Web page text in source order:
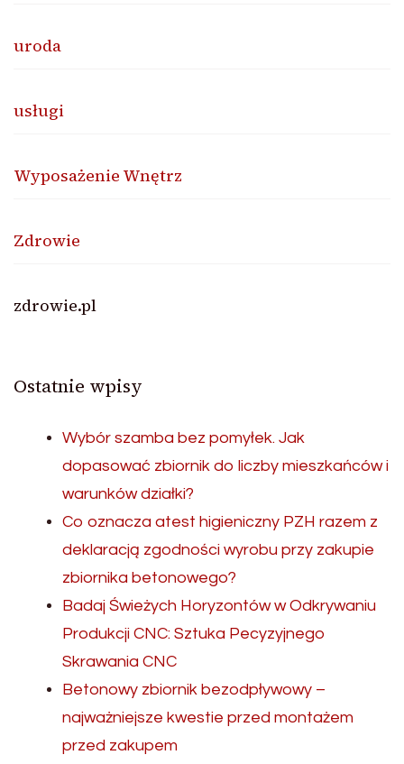
uroda
usługi
Wyposażenie Wnętrz
Zdrowie
zdrowie.pl
Ostatnie wpisy
Wybór szamba bez pomyłek. Jak
dopasować zbiornik do liczby mieszkańców i
warunków działki?
Co oznacza atest higieniczny PZH razem z
deklaracją zgodności wyrobu przy zakupie
zbiornika betonowego?
Badaj Świeżych Horyzontów w Odkrywaniu
Produkcji CNC: Sztuka Pecyzyjnego
Skrawania CNC
Betonowy zbiornik bezodpływowy –
najważniejsze kwestie przed montażem
przed zakupem